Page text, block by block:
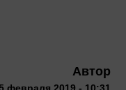
Автор